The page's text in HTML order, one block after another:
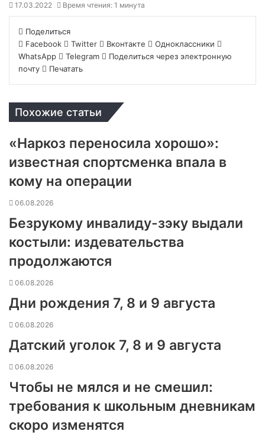
17.03.2022 Время чтения: 1 минута
Поделиться
Facebook
Twitter Вконтакте
Одноклассники
WhatsApp
Telegram
Поделиться через электронную
почту
Печатать
Похожие статьи
«Наркоз переносила хорошо»:
известная спортсменка впала в
кому на операции
06.08.2026
Безрукому инвалиду-зэку выдали
костыли: издевательства
продолжаются
06.08.2026
Дни рождения 7, 8 и 9 августа
06.08.2026
Датский уголок 7, 8 и 9 августа
06.08.2026
Чтобы не мялся и не смешил:
требования к школьным дневникам
скоро изменятся